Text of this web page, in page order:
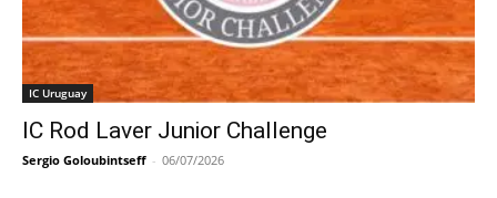
IC Uruguay
IC Rod Laver Junior Challenge
Sergio Goloubintseff - 06/07/2026